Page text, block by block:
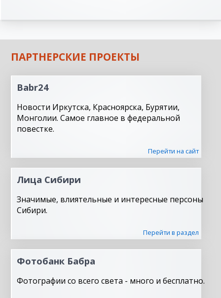
ПАРТНЕРСКИЕ ПРОЕКТЫ
Babr24
Новости Иркутска, Красноярска, Бурятии,
Монголии. Самое главное в федеральной
повестке.
Перейти на сайт
Лица Сибири
Значимые, влиятельные и интересные персоны
Сибири.
Перейти в раздел
Фотобанк Бабра
Фотографии со всего света - много и бесплатно.